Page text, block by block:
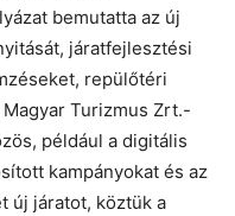
bemutatta az új
járatfejlesztési
repülőtéri
Turizmus Zrt.-
például a digitális
kampányokat és az
új járatot, köztük a